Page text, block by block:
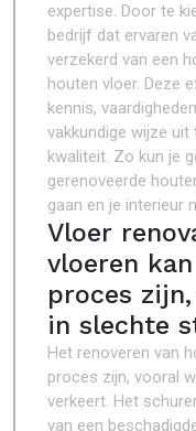
expertise. Door te
bedrijf dat ervaren
verzekerd van een
houten vloer. Deze
kennis,
vakkundige wijze
kwaliteit. Zo kun je
gerenoveerde
gaan en je interieur
Vloer
vloeren
proces
in slechte
Het renoveren van
proces zijn, vooral
verkeert. Het
van een